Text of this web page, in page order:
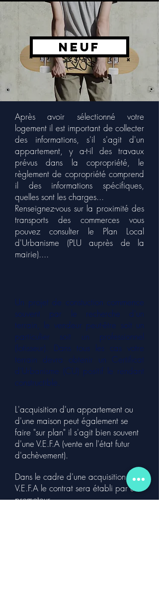
NEUF
Après avoir sélectionné votre
logement il est important de collecter
des informations, s'il s'agit d'un
appartement, y a-t-il des travaux
prévus dans la copropriété, le
règlement de copropriété comprend
il des informations spécifiques,
quelles sont les charges...
Renseignez-vous sur la proximité des
transports des commerces vous
pouvez consulter le Plan Local
d'Urbanisme (PLU auprès de la
mairie)....
Un projet de constuction commence
souvent par le recherche d'un
terrain, le vendeur peut-être soit un
particulier soit un professionnel
(lotisseur). Dans tous les cas votre
terrain devra obtenir un Certificat
d'Urbanisme (CU) positif le rendant
constructible.
L'acquisition d'un appartement ou
d'une maison peut également se
faire "sur plan" il s'agit bien souvent
d'une V.E.F.A (vente en l'état futur
d'achèvement).
Dans le cadre d'une acquisition en
V.E.F.A le contrat sera établi par un
promoteur.